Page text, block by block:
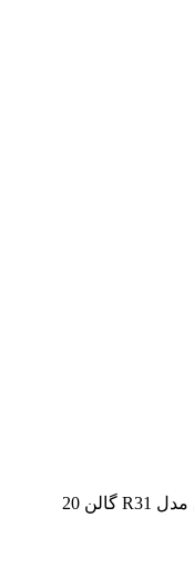
آنتی اسکالانت روبیکن مدل R31 گالن 20